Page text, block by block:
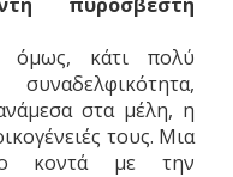
όμως, κάτι πολύ
στα μέλη, η
τους. Μια
κοντά με την